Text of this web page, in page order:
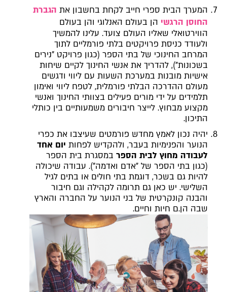
המערך הבית ספרי חייב לקחת בחשבון את הגברת
החוסן הרגשי הן בעולם האנלוגי והן בעולם
הווירטואלי שאליו העולם צועד. עלינו להמשיך
ולעודד כניסת פרויקטים בלתי פורמליים לתוך
המרחב החינוכי של בתי הספר (כגון פרויקט "נירים
בשכונות"), להדריך את אנשי החינוך לקיים שיחות
אישיות מובנות במערכת השעות עם ליווי ודגשים
מעולם ההדרכה הבלתי פורמלית, לטפח ליווי ואימון
תלמידים על ידי מורים פעילים בצוותי החינוך ואנשי
מקצוע מבחוץ. לייצר חיבורים משמעותיים בין כותלי
התיכון.
יהיה נכון לאמץ מחדש פורמטים שעיצבו את כפרי
הנוער והפנימיות בעבר, ולהקדיש לפחותיום אחד
לעבודה מחוץ לבית הספרבמסגרת בית הספר
(כגון בתי הספר של "אדם ואדמה"). עבודה שיכולה
להיות גם בשכר, דוגמת בתי חולים או בתים לגיל
השלישי. יש כאן גם תרומה לקהילה וגם חיבור
והבנה קונקרטית של בני הנוער על החברה והארץ
שבה הן.ם חיות וחיים.